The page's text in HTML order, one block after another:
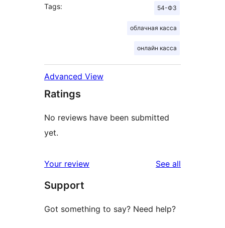
Tags: 54-ФЗ
облачная касса
онлайн касса
Advanced View
Ratings
No reviews have been submitted
yet.
Your review See all
Support
Got something to say? Need help?